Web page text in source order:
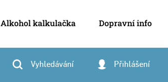
Alkohol kalkulačka Dopravní info
Vyhledávání Přihlášení